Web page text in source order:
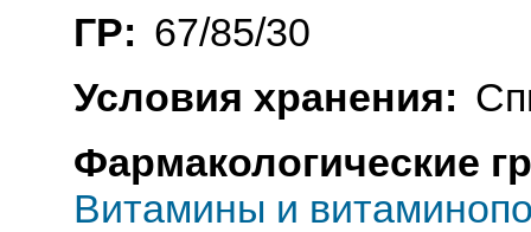
ГР: 67/85/30
Условия хранения:
Фармакологические
Витамины и